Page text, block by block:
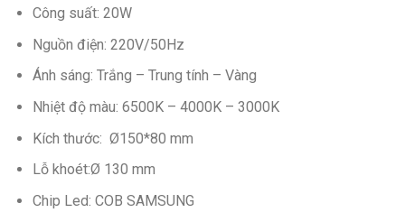
Công suất: 20W
Nguồn điện: 220V/50Hz
Ánh sáng: Trắng – Trung tính – Vàng
Nhiệt độ màu: 6500K – 4000K – 3000K
Kích thước: Ø150*80 mm
Lỗ khoét:Ø 130 mm
Chip Led: COB SAMSUNG